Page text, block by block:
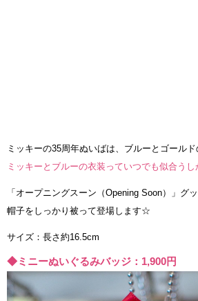
ミッキーの35周年ぬいばは、ブルーとゴールド
ミッキーとブルーの衣装っていつでも似合うし
「オープニングスーン（Opening Soon）」グ
帽子をしっかり被って登場します☆
サイズ：長さ約16.5cm
◆ミニーぬいぐるみバッジ：1,900円